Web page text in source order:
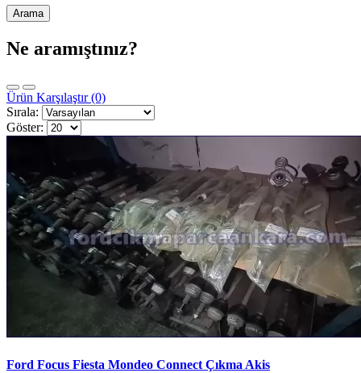
Ne aramıştınız?
Ürün Karşılaştır (0)
Sırala:
Göster:
Ford Focus Fiesta Mondeo Connect Çıkma Akis